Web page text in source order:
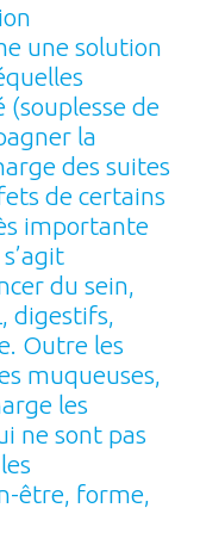
une solution
de
la
des suites
de certains
importante
du sein,
digestifs,
Outre les
muqueuses,
les
ne sont pas
être, forme,